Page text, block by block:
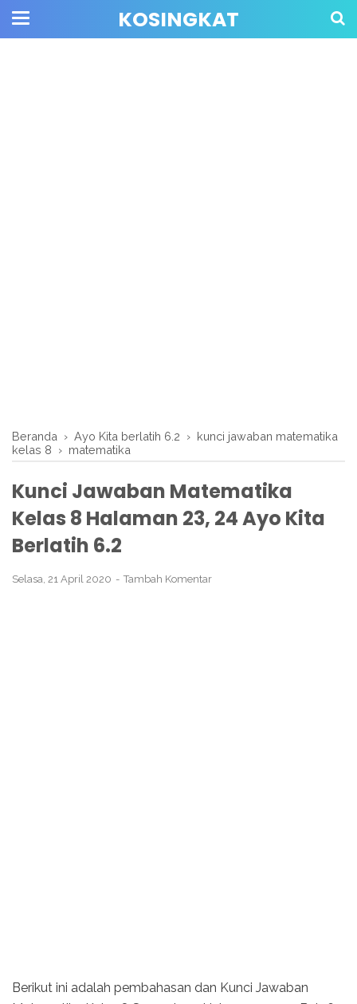
KOSINGKAT
Beranda › Ayo Kita berlatih 6.2 › kunci jawaban matematika
kelas 8 › matematika
Kunci Jawaban Matematika
Kelas 8 Halaman 23, 24 Ayo Kita
Berlatih 6.2
Selasa, 21 April 2020 Tambah Komentar
Berikut ini adalah pembahasan dan Kunci Jawaban